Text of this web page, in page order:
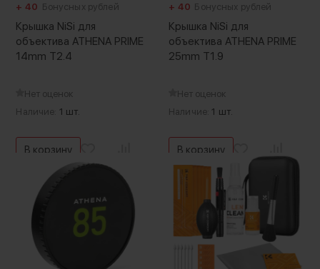
+ 40 Бонусных рублей
Крышка NiSi для
объектива ATHENA PRIME
14mm T2.4
Нет оценок
Наличие: 1 шт.
В корзину
+ 40 Бонусных рублей
Крышка NiSi для
объектива ATHENA PRIME
25mm T1.9
Нет оценок
Наличие: 1 шт.
В корзину